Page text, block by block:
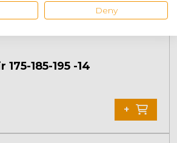
185-195 -14
+
Deny